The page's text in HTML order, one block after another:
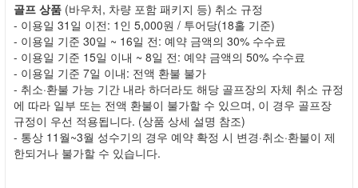
골프 상품 (바우처, 차량 포함 패키지 등) 취소 규정
- 이용일 31일 이전: 1인 5,000원 / 투어당(18홀 기준)
- 이용일 기준 30일 ~ 16일 전: 예약 금액의 30% 수수료
- 이용일 기준 15일 이내 ~ 8일 전: 예약 금액의 50% 수수료
- 이용일 기준 7일 이내: 전액 환불 불가
- 취소·환불 가능 기간 내라 하더라도 해당 골프장의 자체 취소 규정
에 따라 일부 또는 전액 환불이 불가할 수 있으며, 이 경우 골프장
규정이 우선 적용됩니다. (상품 상세 설명 참조)
- 통상 11월~3월 성수기의 경우 예약 확정 시 변경·취소·환불이 제
한되거나 불가할 수 있습니다.